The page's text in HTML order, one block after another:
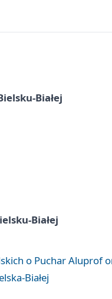
Białej
Białej
o Puchar Aluprof
Białej